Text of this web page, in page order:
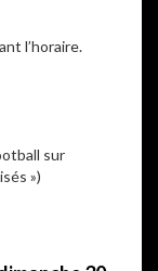
l’horaire.
sur
»)